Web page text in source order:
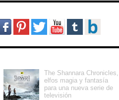
The Shannara Chronicles,
elfos magia y fantasía
para una nueva serie de
televisión